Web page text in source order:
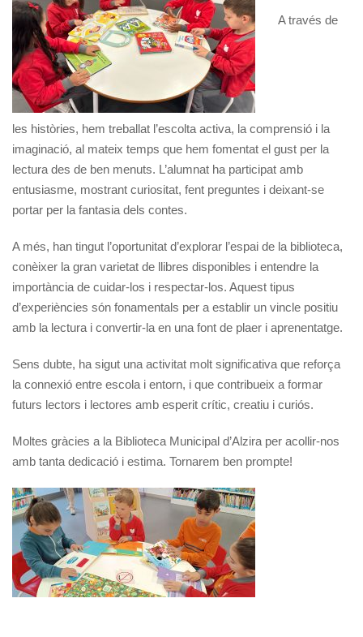
A través de
les històries, hem treballat l’escolta activa, la comprensió i la
imaginació, al mateix temps que hem fomentat el gust per la
lectura des de ben menuts. L’alumnat ha participat amb
entusiasme, mostrant curiositat, fent preguntes i deixant-se
portar per la fantasia dels contes.
A més, han tingut l’oportunitat d’explorar l’espai de la biblioteca,
conèixer la gran varietat de llibres disponibles i entendre la
importància de cuidar-los i respectar-los. Aquest tipus
d’experiències són fonamentals per a establir un vincle positiu
amb la lectura i convertir-la en una font de plaer i aprenentatge.
Sens dubte, ha sigut una activitat molt significativa que reforça
la connexió entre escola i entorn, i que contribueix a formar
futurs lectors i lectores amb esperit crític, creatiu i curiós.
Moltes gràcies a la Biblioteca Municipal d’Alzira per acollir-nos
amb tanta dedicació i estima. Tornarem ben prompte!